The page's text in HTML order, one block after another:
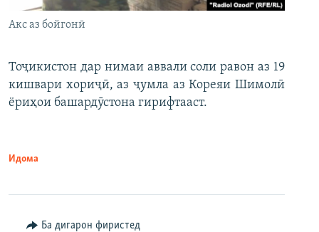
Акс аз бойгонӣ
Тоҷикистон дар нимаи аввали соли равон аз 19
кишвари хориҷӣ, аз ҷумла аз Кореяи Шимолӣ
ёриҳои башардӯстона гирифтааст.
Идома
Ба дигарон фиристед